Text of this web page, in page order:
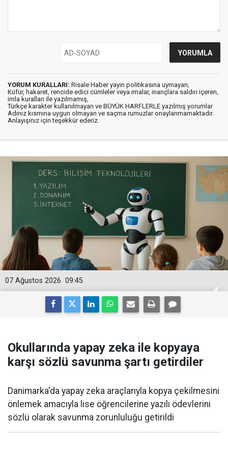
YORUM KURALLARI: Risale Haber yayın politikasına uymayan;
Küfür, hakaret, rencide edici cümleler veya imalar, inançlara saldırı içeren,
imla kuralları ile yazılmamış,
Türkçe karakter kullanılmayan ve BÜYÜK HARFLERLE yazılmış yorumlar
Adınız kısmına uygun olmayan ve saçma rumuzlar onaylanmamaktadır.
Anlayışınız için teşekkür ederiz.
09:45
07 Ağustos 2026
Okullarında yapay zeka ile kopyaya
karşı sözlü savunma şartı getirdiler
Danimarka'da yapay zeka araçlarıyla kopya çekilmesini
önlemek amacıyla lise öğrencilerine yazılı ödevlerini
sözlü olarak savunma zorunluluğu getirildi